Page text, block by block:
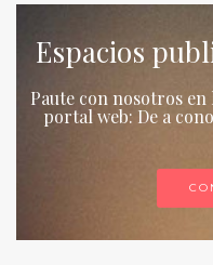
Espacios
Paute con nosotros
portal web: De a